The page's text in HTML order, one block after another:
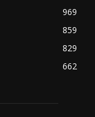
969
859
829
662